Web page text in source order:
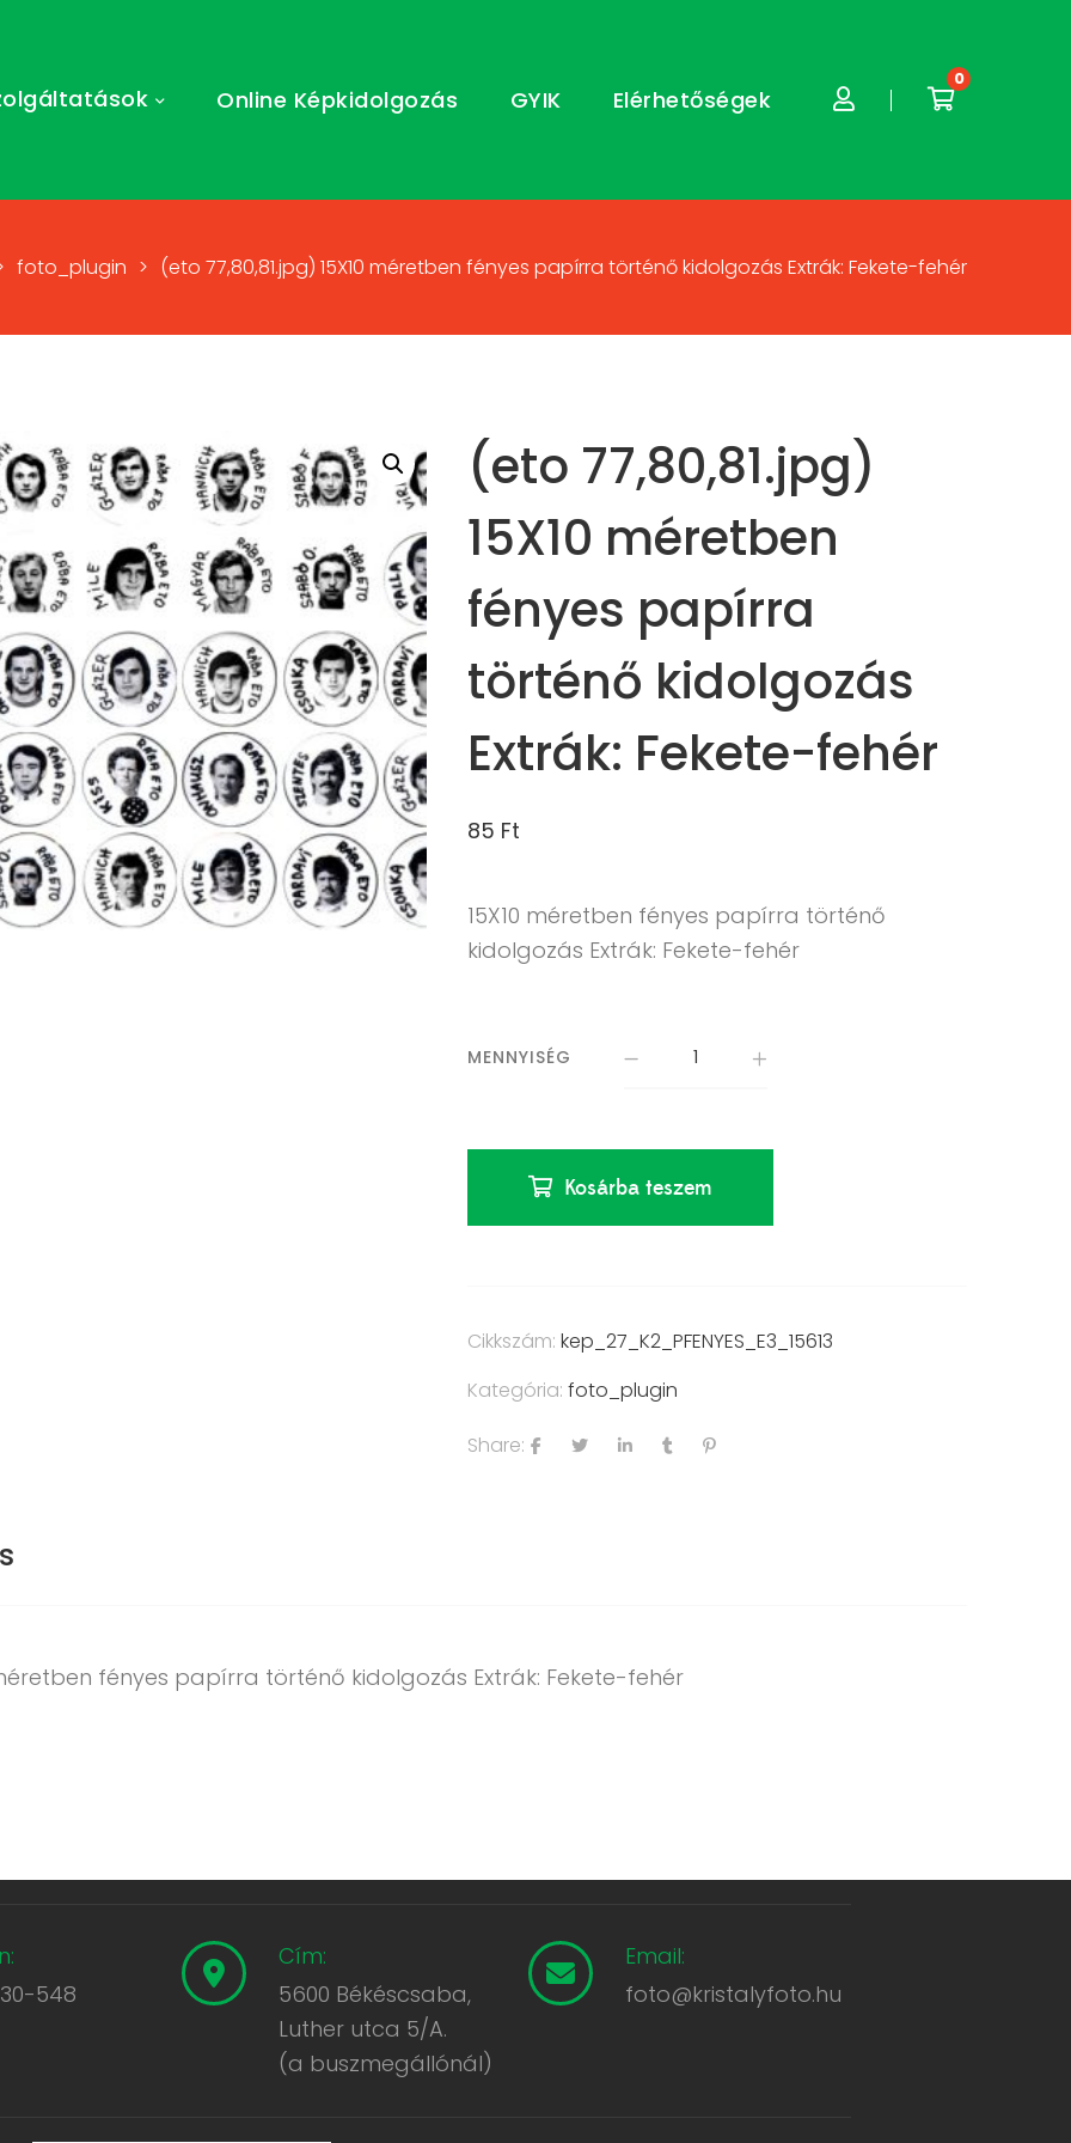
Online Képkidolgozás GYIK Elérhetőségek
0
foto_plugin > (eto 77,80,81.jpg) 15X10 méretben fényes papírra történő kidolgozás Extrák: Fekete-fehér
(eto 77,80,81.jpg)
15X10 méretben
fényes papírra
történő kidolgozás
Extrák: Fekete-fehér
85 Ft
15X10 méretben fényes papírra történő
kidolgozás Extrák: Fekete-fehér
MENNYISÉG
Kosárba teszem
Cikkszám:kep_27_K2_PFENYES_E3_15613
Kategória:foto_plugin
Share:
fényes papírra történő kidolgozás Extrák: Fekete-fehér
548
Cím:
5600 Békéscsaba,
Luther utca 5/A.
(a buszmegállónál)
Email:
foto@kristalyfoto.hu